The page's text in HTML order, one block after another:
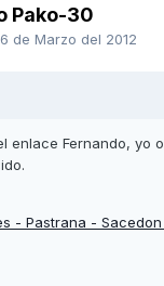
Pako-30
6 de Marzo del 2012
enlace Fernando, yo
- Pastrana -